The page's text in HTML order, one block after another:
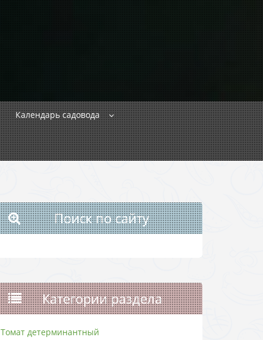
Календарь садовода
Поиск по сайту
Категории раздела
Томат детерминантный